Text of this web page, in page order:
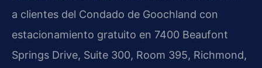
a clientes del Condado de Goochland con
estacionamiento gratuito en 7400 Beaufont
Springs Drive, Suite 300, Room 395, Richmond,